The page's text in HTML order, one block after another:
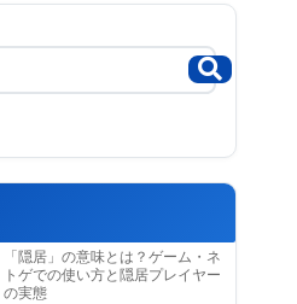
「隠居」の意味とは？ゲーム・ネ
トゲでの使い方と隠居プレイヤー
の実態